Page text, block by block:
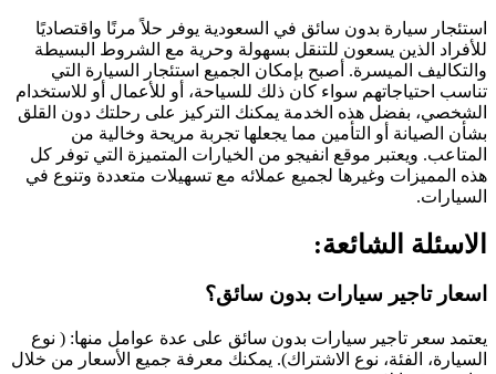
استئجار سيارة بدون سائق في السعودية يوفر حلاً مرنًا واقتصاديًا
للأفراد الذين يسعون للتنقل بسهولة وحرية مع الشروط البسيطة
والتكاليف الميسرة. أصبح بإمكان الجميع استئجار السيارة التي
تناسب احتياجاتهم سواء كان ذلك للسياحة، أو للأعمال أو للاستخدام
الشخصي، بفضل هذه الخدمة يمكنك التركيز على رحلتك دون القلق
بشأن الصيانة أو التأمين مما يجعلها تجربة مريحة وخالية من
المتاعب. ويعتبر موقع انفيجو من الخيارات المتميزة التي توفر كل
هذه المميزات وغيرها لجميع عملائه مع تسهيلات متعددة وتنوع في
السيارات.
الاسئلة الشائعة:
اسعار تاجير سيارات بدون سائق؟
يعتمد سعر تاجير سيارات بدون سائق على عدة عوامل منها: ( نوع
السيارة، الفئة، نوع الاشتراك). يمكنك معرفة جميع الأسعار من خلال